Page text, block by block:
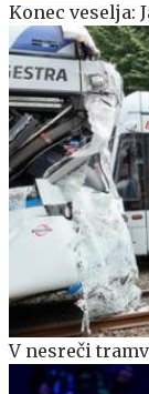
Konec veselja:
V nesreči